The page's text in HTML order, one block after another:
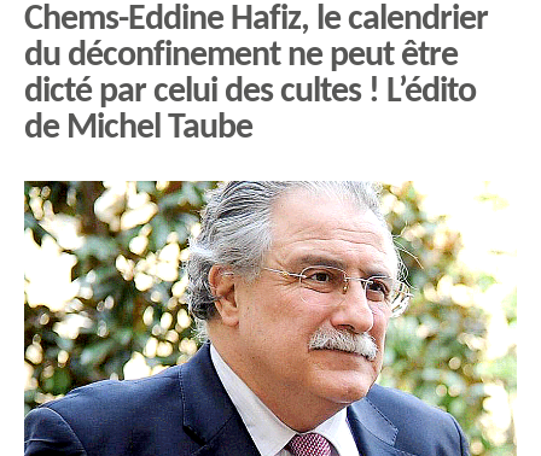
Chems-Eddine Hafiz, le calendrier
du déconfinement ne peut être
dicté par celui des cultes ! L’édito
de Michel Taube